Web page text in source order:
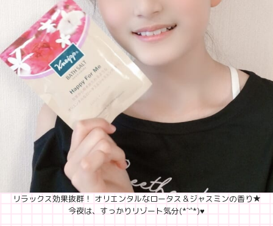
リラックス効果抜群！ オリエンタルなロータス＆ジャスミンの香り★
今夜は、すっかりリゾート気分(*´˘`*)♥